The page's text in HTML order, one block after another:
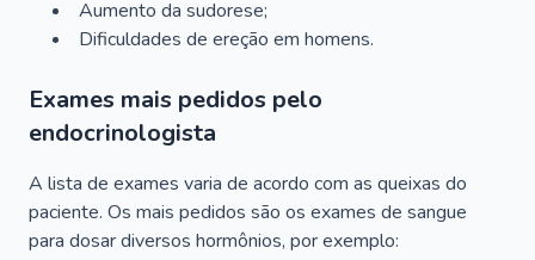
Aumento da sudorese;
Dificuldades de ereção em homens.
Exames mais pedidos pelo
endocrinologista
A lista de exames varia de acordo com as queixas do
paciente. Os mais pedidos são os exames de sangue
para dosar diversos hormônios, por exemplo: